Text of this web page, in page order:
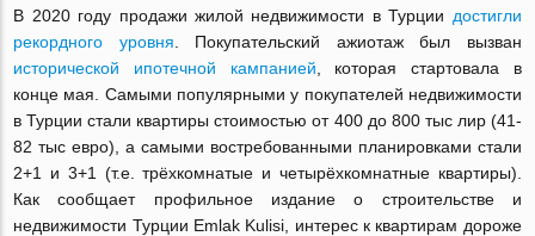
В 2020 году продажи жилой недвижимости в Турции достигли
рекордного уровня . Покупательский ажиотаж был вызван
исторической ипотечной кампанией , которая стартовала в
конце мая. Самыми популярными у покупателей недвижимости
в Турции стали квартиры стоимостью от 400 до 800 тыс лир (41-
82 тыс евро), а самыми востребованными планировками стали
2+1 и 3+1 (т.е. трёхкомнатые и четырёхкомнатные квартиры).
Как сообщает профильное издание о строительстве и
недвижимости Турции Emlak Kulisi, интерес к квартирам дороже